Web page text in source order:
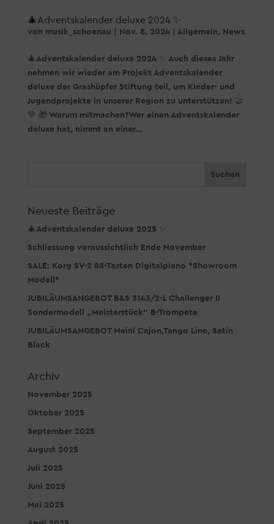
🎄Adventskalender deluxe 2024 ✨
von musik_schoenau Nov. 8, 2024| Allgemein, News
🎄Adventskalender deluxe 2024 ✨ Auch dieses Jahr
nehmen wir wieder am Projekt Adventskalender
deluxe der Grashüpfer Stiftung teil, um Kinder- und
Jugendprojekte in unserer Region zu unterstützen! 🤝
💚 🎁 Warum mitmachen?Wer einen Adventskalender
deluxe hat, nimmt an einer...
Neueste Beiträge
🎄Adventskalender deluxe 2025 ✨
Schliessung voraussichtlich Ende November
SALE: Korg SV-2 88-Tasten Digitalpiano *Showroom
Modell*
JUBILÄUMSANGEBOT B&S 3143/2-L Challenger II
Sondermodell „Meisterstück“ B-Trompete
JUBILÄUMSANGEBOT Meinl Cajon,Tango Line, Satin
Black
Archiv
November 2025
Oktober 2025
September 2025
August 2025
Juli 2025
Juni 2025
Mai 2025